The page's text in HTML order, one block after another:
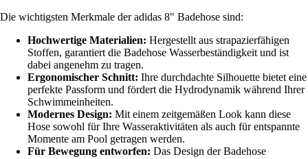
Die wichtigsten Merkmale der adidas 8" Badehose sind:
Hochwertige Materialien: Hergestellt aus strapazierfähigen
Stoffen, garantiert die Badehose Wasserbeständigkeit und ist
dabei angenehm zu tragen.
Ergonomischer Schnitt: Ihre durchdachte Silhouette bietet eine
perfekte Passform und fördert die Hydrodynamik während Ihrer
Schwimmeinheiten.
Modernes Design: Mit einem zeitgemäßen Look kann diese
Hose sowohl für Ihre Wasseraktivitäten als auch für entspannte
Momente am Pool getragen werden.
Für Bewegung entworfen: Das Design der Badehose